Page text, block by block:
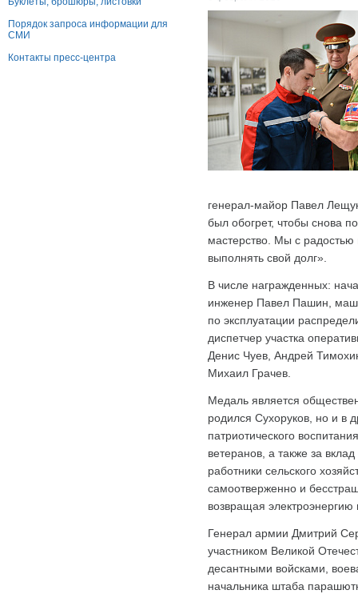
Порядок запроса информации для
СМИ
Контакты пресс-центра
генерал-майор Павел
был обогрет, чтобы снова
мастерство. Мы с радостью
выполнять свой долг».
В числе награжденных:
инженер Павел Пашин,
по эксплуатации
диспетчер участка
Денис Чуев, Андрей
Михаил Грачев.
Медаль является
родился Сухоруков, но и в
патриотического
ветеранов, а также за
работники сельского
самоотверженно и
возвращая
Генерал армии Дмитрий
участником Великой
десантными войсками,
начальника штаба